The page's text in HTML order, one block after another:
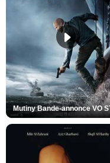
Mutiny Bande-annonce VO